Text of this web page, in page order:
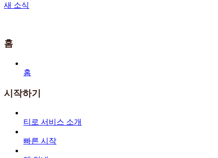
새 소식
홈
홈
시작하기
티로 서비스 소개
빠른 시작